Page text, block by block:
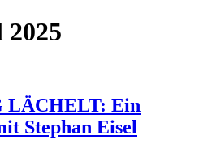
LÄCHELT: Ein
Stephan Eisel